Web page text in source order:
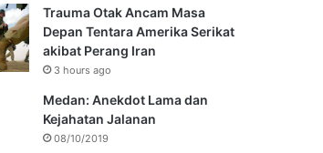
Trauma Otak Ancam Masa
Depan Tentara Amerika Serikat
akibat Perang Iran
3 hours ago
Medan: Anekdot Lama dan
Kejahatan Jalanan
08/10/2019